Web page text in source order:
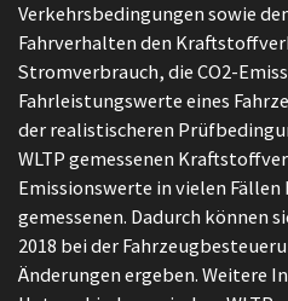
Verkehrsbedingungen sowie
Fahrverhalten den
Stromverbrauch, die CO2-
Fahrleistungswerte eines
der realistischeren
WLTP gemessenen
Emissionswerte in vielen Fällen
gemessenen. Dadurch können
2018 bei der
Änderungen ergeben. Weitere